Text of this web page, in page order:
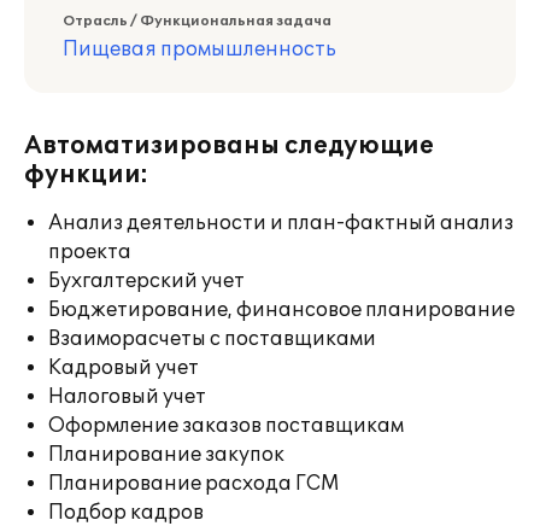
Отрасль / Функциональная задача
Пищевая промышленность
Автоматизированы следующие
функции:
Анализ деятельности и план-фактный анализ
проекта
Бухгалтерский учет
Бюджетирование, финансовое планирование
Взаиморасчеты с поставщиками
Кадровый учет
Налоговый учет
Оформление заказов поставщикам
Планирование закупок
Планирование расхода ГСМ
Подбор кадров